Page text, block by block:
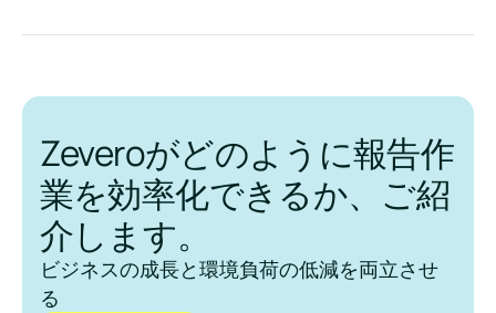
Zeveroがどのように報告作
業を効率化できるか、ご紹
介します。
ビジネスの成長と環境負荷の低減を両立させ
る